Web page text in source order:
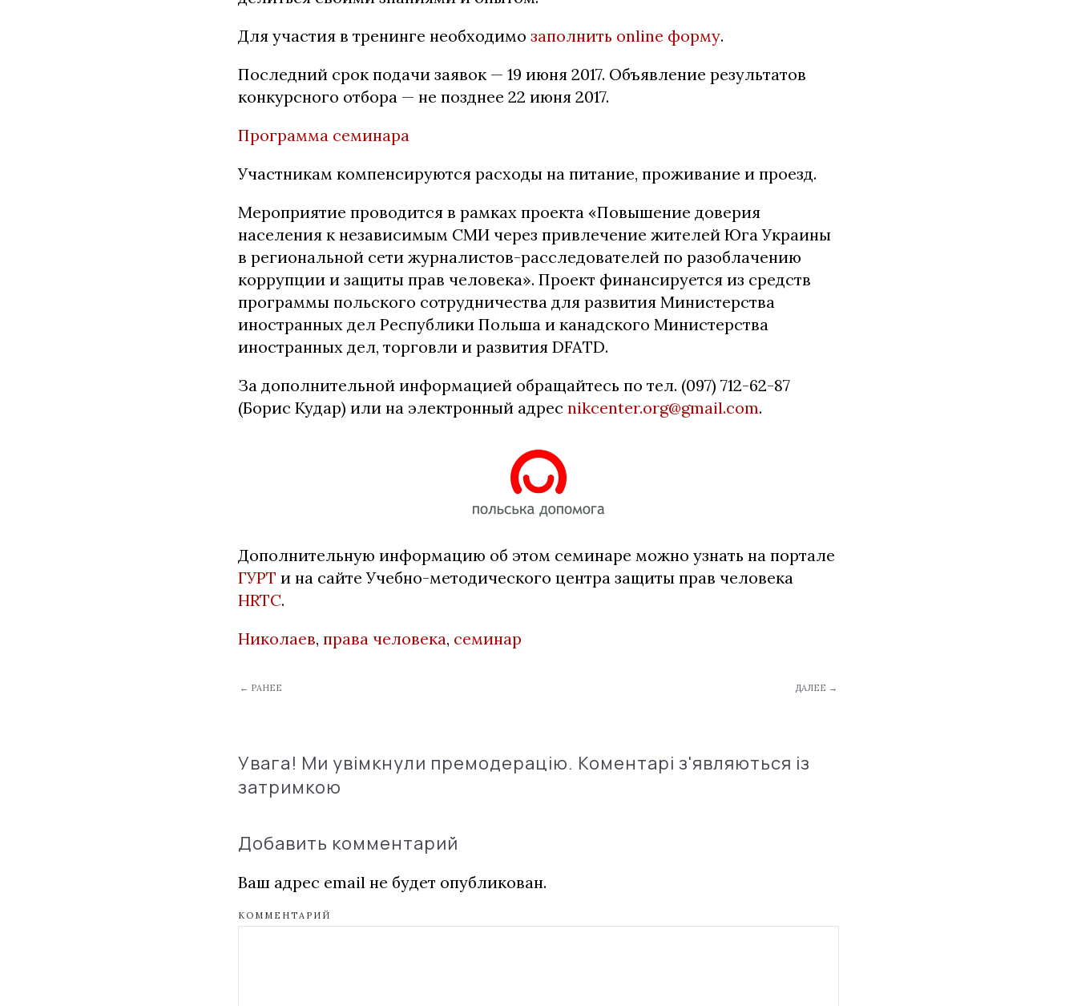
Для участия в тренинге необходимо заполнить online форму.
Последний срок подачи заявок — 19 июня 2017. Объявление результатов
конкурсного отбора — не позднее 22 июня 2017.
Программа семинара
Участникам компенсируются расходы на питание, проживание и проезд.
Мероприятие проводится в рамках проекта «Повышение доверия
населения к независимым СМИ через привлечение жителей Юга Украины
в региональной сети журналистов-расследователей по разоблачению
коррупции и защиты прав человека». Проект финансируется из средств
программы польского сотрудничества для развития Министерства
иностранных дел Республики Польша и канадского Министерства
иностранных дел, торговли и развития DFATD.
За дополнительной информацией обращайтесь по тел. (097) 712-62-87
(Борис Кудар) или на электронный адрес nikcenter.org@gmail.com.
Дополнительную информацию об этом семинаре можно узнать на портале
ГУРТ и на сайте Учебно-методического центра защиты прав человека
HRTC.
Николаев, права человека, семинар
← РАНЕЕ ДАЛЕЕ →
Увага! Ми увімкнули премодерацію. Коментарі з'являються із
затримкою
Добавить комментарий
Ваш адрес email не будет опубликован.
КОММЕНТАРИЙ